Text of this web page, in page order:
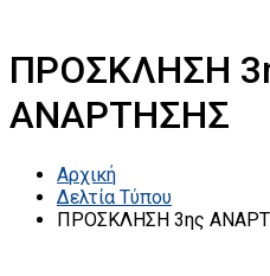
ΠΡΟΣΚΛΗΣΗ
ΑΝΑΡΤΗΣΗΣ
Αρχική
Δελτία Τύπου
ΠΡΟΣΚΛΗΣΗ 3ης